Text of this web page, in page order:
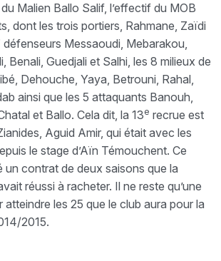
Malien Ballo Salif, l’effectif du MOB
dont les trois portiers, Rahmane, Zaïdi
Messaoudi, Mebarakou,
Benali, Guedjali et Salhi, les 8 milieux de
Dehouche, Yaya, Betrouni, Rahal,
ainsi que les 5 attaquants Banouh,
et Ballo. Cela dit, la 13e recrue est
Aguid Amir, qui était avec les
le stage d’Aïn Témouchent. Ce
un contrat de deux saisons que la
réussi à racheter. Il ne reste qu’une
atteindre les 25 que le club aura pour la
2015.